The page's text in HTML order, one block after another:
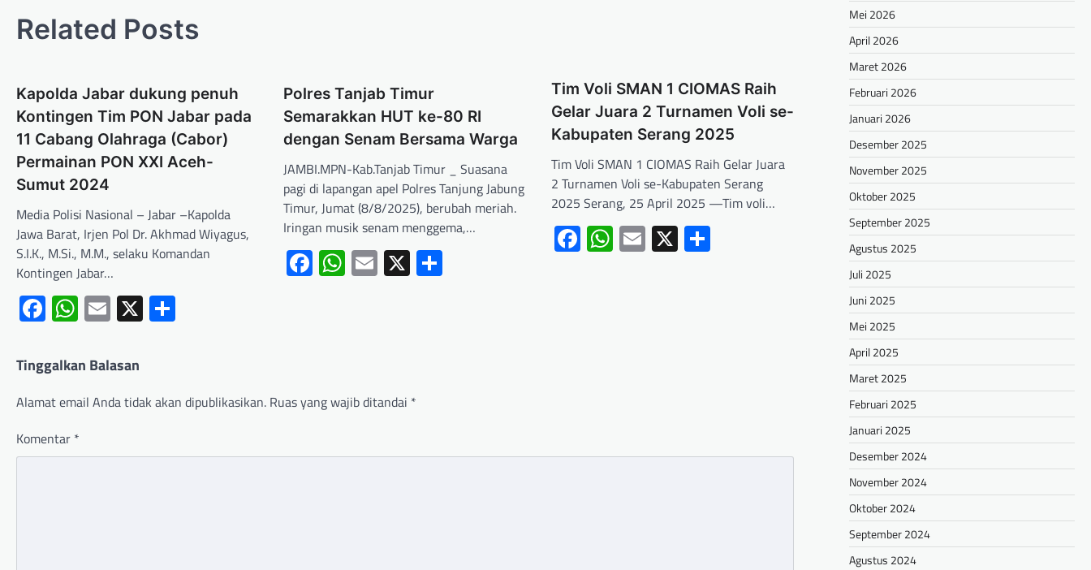
Related Posts
Kapolda Jabar dukung penuh
Kontingen Tim PON Jabar pada
11 Cabang Olahraga (Cabor)
Permainan PON XXI Aceh-
Sumut 2024
Media Polisi Nasional – Jabar –Kapolda
Jawa Barat, Irjen Pol Dr. Akhmad Wiyagus,
S.I.K., M.Si., M.M., selaku Komandan
Kontingen Jabar…
Facebook
WhatsApp
Email
X
Polres Tanjab Timur
Semarakkan HUT ke-80 RI
dengan Senam Bersama Warga
JAMBI.MPN-Kab.Tanjab Timur _ Suasana
pagi di lapangan apel Polres Tanjung Jabung
Timur, Jumat (8/8/2025), berubah meriah.
Iringan musik senam menggema,…
Facebook
WhatsApp
Email
X
Tim Voli SMAN 1 CIOMAS Raih
Gelar Juara 2 Turnamen Voli se-
Kabupaten Serang 2025
Tim Voli SMAN 1 CIOMAS Raih Gelar Juara
2 Turnamen Voli se-Kabupaten Serang
2025 Serang, 25 April 2025 —Tim voli…
Facebook
WhatsApp
Email
X Share
Tinggalkan Balasan
Alamat email Anda tidak akan dipublikasikan. Ruas yang wajib ditandai *
Komentar *
Mei 2026
April 2026
Maret 2026
Februari 2026
Januari 2026
Desember 2025
November 2025
Oktober 2025
September 2025
Agustus 2025
Juli 2025
Juni 2025
Mei 2025
April 2025
Maret 2025
Februari 2025
Januari 2025
Desember 2024
November 2024
Oktober 2024
September 2024
Agustus 2024